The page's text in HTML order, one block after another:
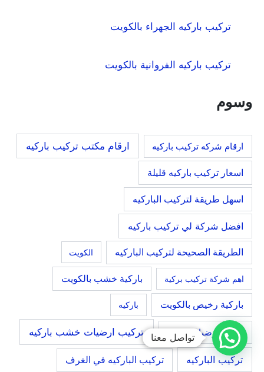
تركيب باركيه الجهراء بالكويت
تركيب باركيه الفروانية بالكويت
وسوم
ارقام شركه تركيب باركيه ارقام مكتب تركيب باركيه
اسعار تركيب باركيه قليلة
اسهل طريقة لتركيب الباركيه
افضل شركة لي تركيب باركيه
الطريقة الصحيحة لتركيب الباركيه الكويت
اهم شركة تركيب بركية باركية خشب بالكويت
باركية رخيص بالكويت باركيه
تركيب ارضيات باركية تركيب ارضيات خشب باركيه
تركيب الباركيه تركيب الباركيه في الغرف
تواصل معنا